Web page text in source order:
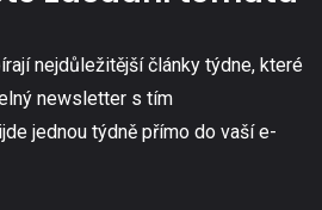
nejdůležitější články týdne, které
newsletter s tím
jednou týdně přímo do vaší e-